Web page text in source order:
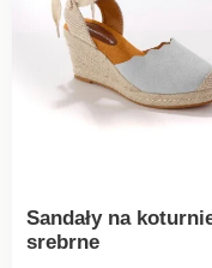
z krzyżującymi się
tekstylnymi paskami
wyglądzie zamszu i
małą gumką.
Sandały na
srebrne